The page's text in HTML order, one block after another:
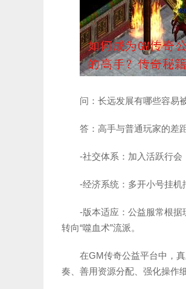
问：长远发展有哪些容易
答：高手与普通玩家的差
-社交体系：加入活跃行会
-经济系统：多开小号挂机
-版本适应：公益服常根据
转向“噬血术”流派。
在GM传奇公益平台中，
奏、善用资源分配、强化操作